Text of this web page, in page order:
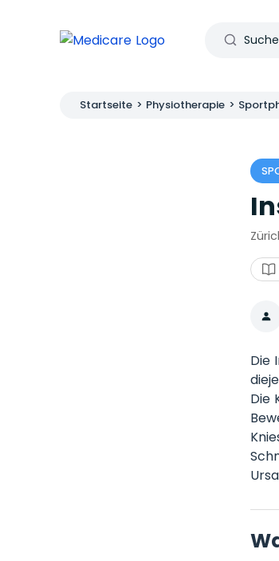
Startseite > Physiotherapie >
Die
Die